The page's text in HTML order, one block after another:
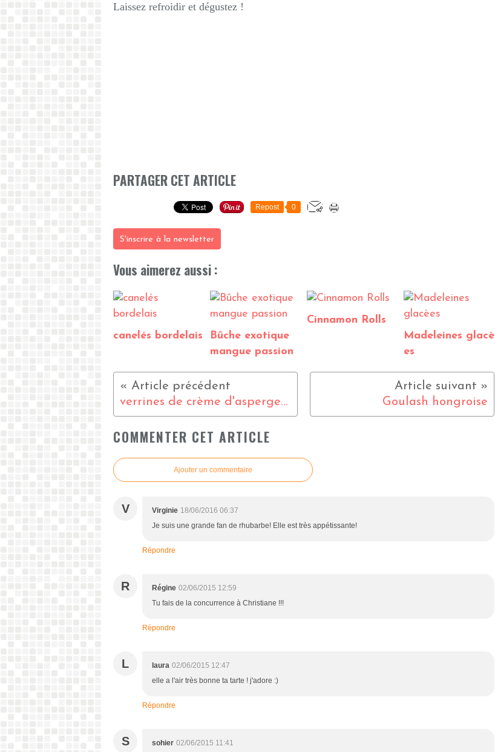
Laissez refroidir et dégustez !
PARTAGER CET ARTICLE
Repost 0
S'inscrire à la newsletter
Vous aimerez aussi :
canelés bordelais
Bûche exotique
mangue passion
Cinnamon Rolls
Madeleines glacè
es
verrines de crème d'asperges et saumon fumé Goulash hongroise
COMMENTER CET ARTICLE
Ajouter un commentaire
V Virginie 18/06/2016 06:37
Je suis une grande fan de rhubarbe! Elle est très appétissante!
Répondre
R Régine 02/06/2015 12:59
Tu fais de la concurrence à Christiane !!!
Répondre
L laura 02/06/2015 12:47
elle a l'air très bonne ta tarte ! j'adore :)
Répondre
S sohier 02/06/2015 11:41